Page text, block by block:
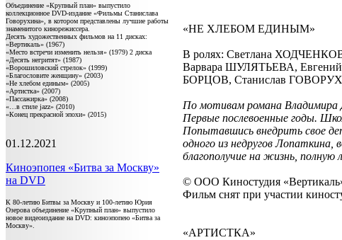
Объединение «Крупный план» выпустило
коллекционное DVD-издание «Фильмы Станислава
Говорухина», в котором представлены лучшие работы
знаменитого кинорежиссера.
Десять художественных фильмов на 11 дисках:
«Вертикаль» (1967)
«Место встречи изменить нельзя» (1979) 2 диска
«Десять негритят» (1987)
«Ворошиловский стрелок» (1999)
«Благословите женщину» (2003)
«Не хлебом единым» (2005)
«Артистка» (2007)
«Пассажирка» (2008)
«…в стиле jazz» (2010)
«Конец прекрасной эпохи» (2015)
01.12.2021
Киноэпопея «Битва за Москву»
на DVD
К 80-летию Битвы за Москву и 100-летию Юрия
Озерова объединение «Крупный план» выпустило
новое видеоиздание на DVD: киноэпопею «Битва за
Москву».
«НЕ ХЛЕБОМ ЕДИНЫМ»
В ролях: Светлана
Варвара ШУЛЯТЬЕВА,
БОРЦОВ, Станислав
По мотивам романа Владимира
Первые послевоенные годы.
Попытавшись внедрить свое
одного из недругов Лопаткина,
благополучие на жизнь, полную
© ООО Киностудия
Фильм снят при участии
«АРТИСТКА»